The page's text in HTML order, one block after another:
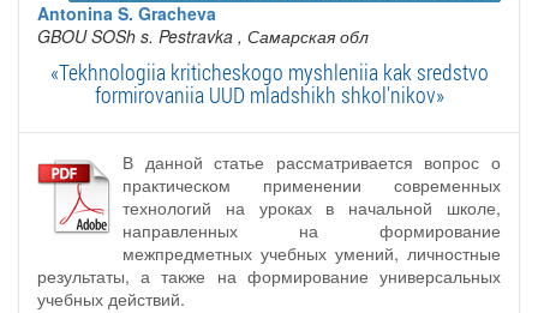
Antonina S. Gracheva
GBOU SOSh s. Pestravka , Самарская обл
«Tekhnologiia kriticheskogo myshleniia kak sredstvo
formirovaniia UUD mladshikh shkol'nikov»
В данной статье рассматривается вопрос о
практическом применении современных
технологий на уроках в начальной школе,
направленных на формирование
межпредметных учебных умений, личностные
результаты, а также на формирование универсальных
учебных действий.